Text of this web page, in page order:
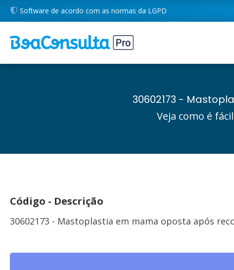
Software de acordo com as normas da LGPD
30602173 -
Veja como é
Código - Descrição
30602173 - Mastoplastia em mama oposta após